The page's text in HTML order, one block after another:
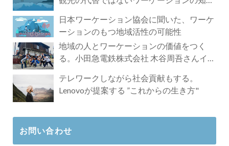
日本ワーケーション協会に聞いた、ワーケ
ーションのもつ地域活性の可能性
地域の人とワーケーションの価値をつく
る。小田急電鉄株式会社 木谷周吾さんイン
テレワークしながら社会貢献もする。
Lenovoが提案する ”これからの生き方"
お問い合わせ